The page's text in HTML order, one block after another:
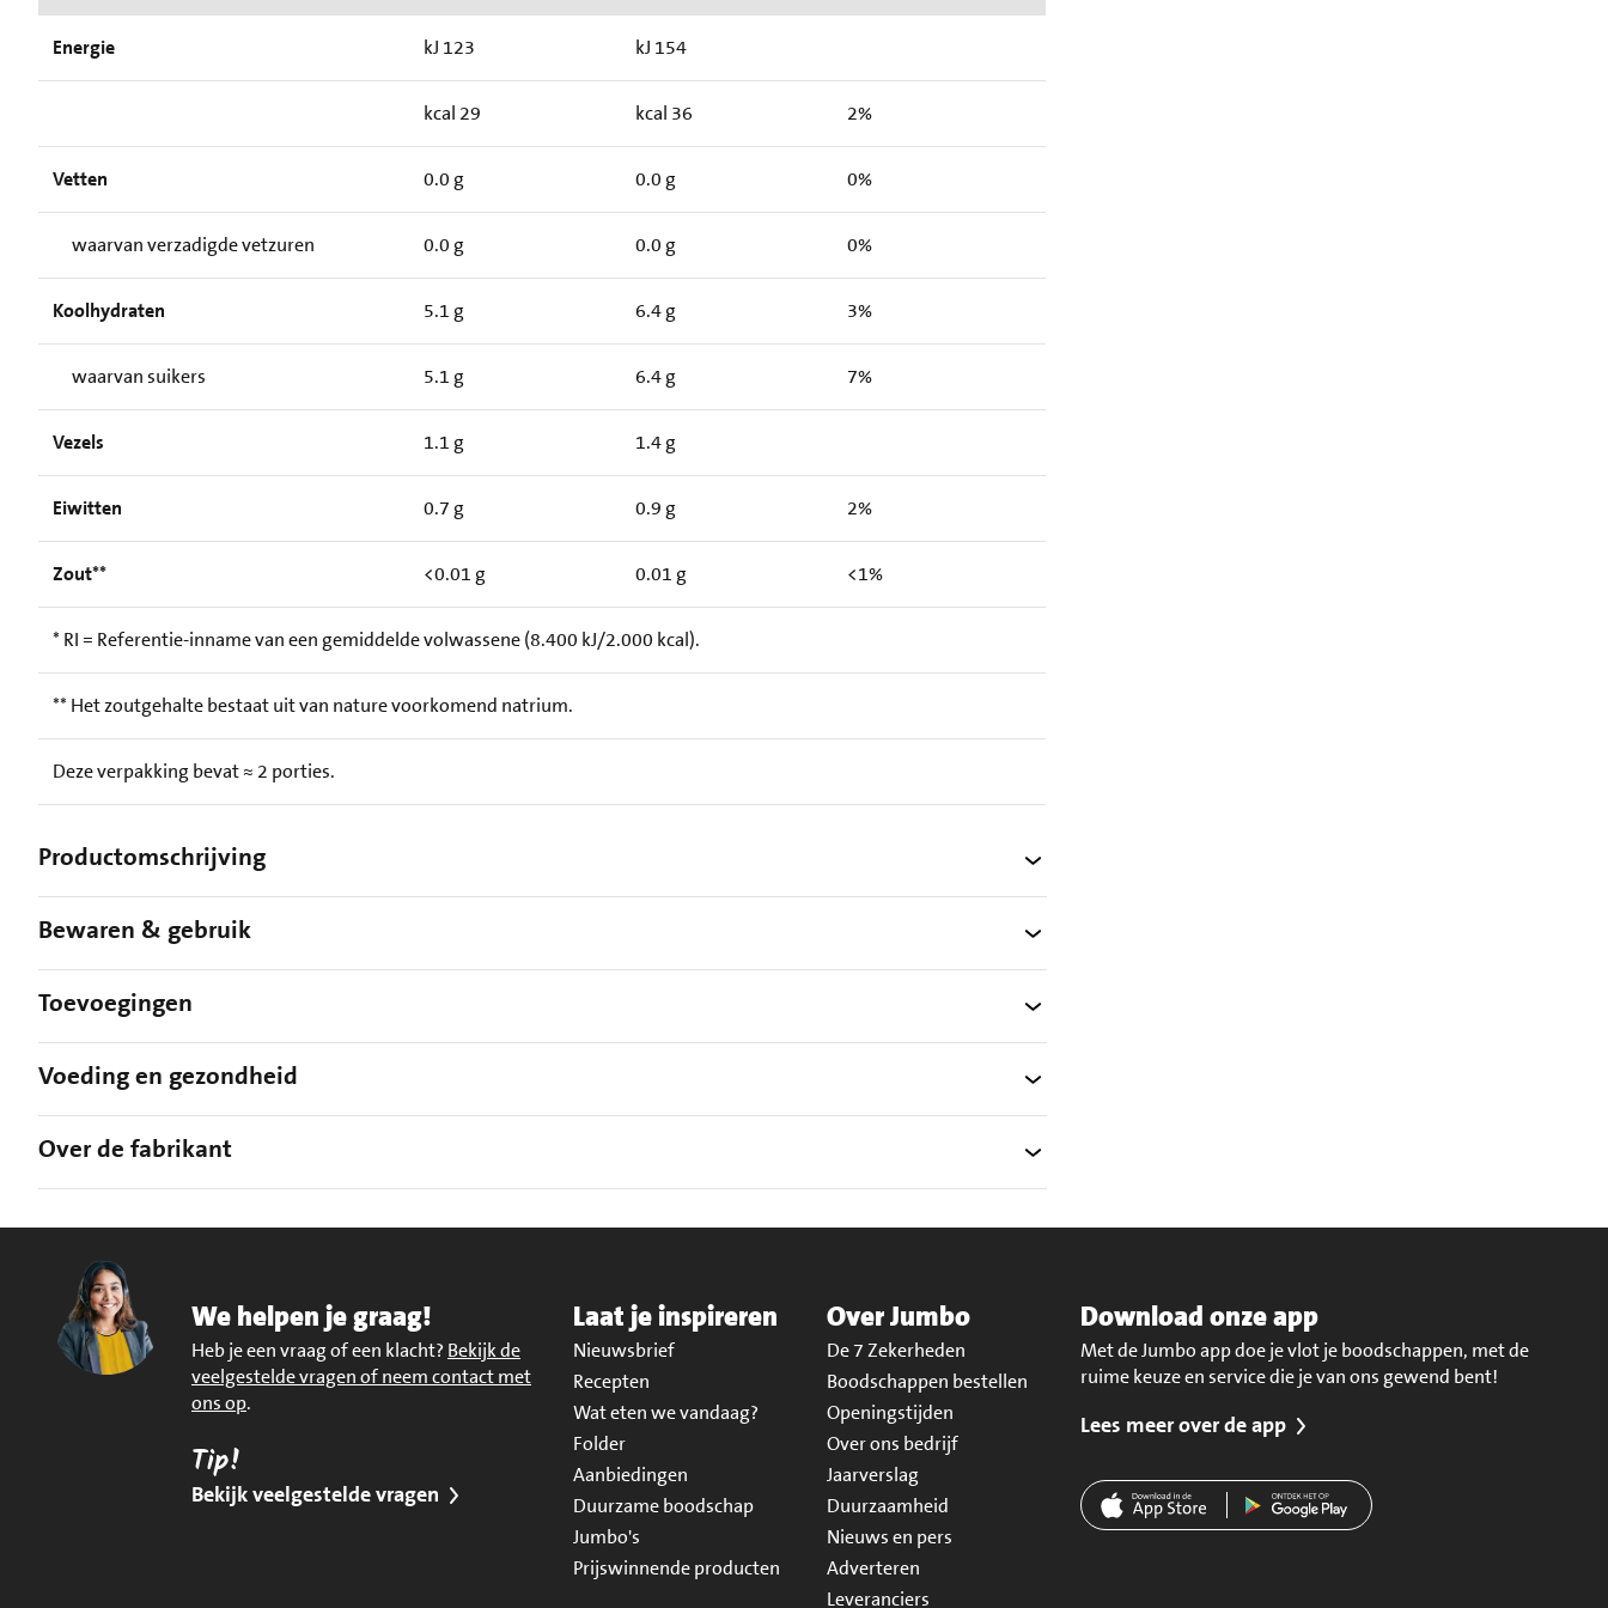
Energie kJ 123 kJ 154
kcal 29 kcal 36 2%
Vetten 0.0 g 0.0 g 0%
waarvan verzadigde vetzuren 0.0 g 0.0 g 0%
Koolhydraten 5.1 g 6.4 g 3%
waarvan suikers 5.1 g 6.4 g 7%
Vezels 1.1 g 1.4 g
Eiwitten 0.7 g 0.9 g 2%
Zout** <0.01 g 0.01 g <1%
* RI = Referentie-inname van een gemiddelde volwassene (8.400 kJ/2.000 kcal).
** Het zoutgehalte bestaat uit van nature voorkomend natrium.
Deze verpakking bevat ≈ 2 porties.
Productomschrijving
Bewaren & gebruik
Toevoegingen
Voeding en gezondheid
Over de fabrikant
We helpen je graag!
Heb je een vraag of een klacht? Bekijk de
veelgestelde vragen of neem contact met
ons op.
Tip!
Bekijk veelgestelde vragen
Laat je inspireren
Nieuwsbrief
Recepten
Wat eten we vandaag?
Folder
Aanbiedingen
Duurzame boodschap
Jumbo's
Prijswinnende producten
Over Jumbo
De 7 Zekerheden
Boodschappen bestellen
Openingstijden
Over ons bedrijf
Jaarverslag
Duurzaamheid
Nieuws en pers
Adverteren
Leveranciers
Download onze app
Met de Jumbo app doe je vlot je boodschappen, met de
ruime keuze en service die je van ons gewend bent!
Lees meer over de app